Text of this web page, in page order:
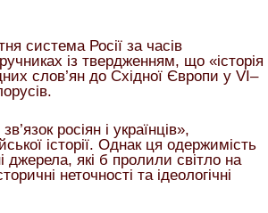
система Росії за часів
із твердженням, що «історія
слов’ян до Східної Європи у VI–
росіян і українців»,
історії. Однак ця одержимість
джерела, які б пролили світло на
неточності та ідеологічні